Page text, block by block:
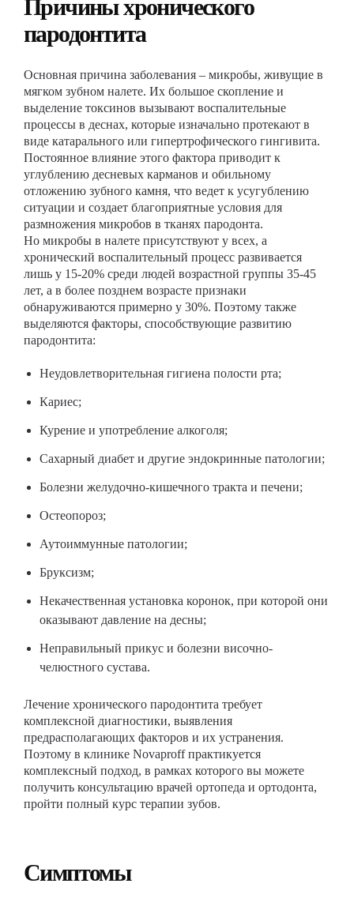
Причины хронического
пародонтита
Основная причина заболевания – микробы, живущие в
мягком зубном налете. Их большое скопление и
выделение токсинов вызывают воспалительные
процессы в деснах, которые изначально протекают в
виде катарального или гипертрофического гингивита.
Постоянное влияние этого фактора приводит к
углублению десневых карманов и обильному
отложению зубного камня, что ведет к усугублению
ситуации и создает благоприятные условия для
размножения микробов в тканях пародонта.
Но микробы в налете присутствуют у всех, а
хронический воспалительный процесс развивается
лишь у 15-20% среди людей возрастной группы 35-45
лет, а в более позднем возрасте признаки
обнаруживаются примерно у 30%. Поэтому также
выделяются факторы, способствующие развитию
пародонтита:
Неудовлетворительная гигиена полости рта;
Кариес;
Курение и употребление алкоголя;
Сахарный диабет и другие эндокринные патологии;
Болезни желудочно-кишечного тракта и печени;
Остеопороз;
Аутоиммунные патологии;
Бруксизм;
Некачественная установка коронок, при которой они
оказывают давление на десны;
Неправильный прикус и болезни височно-
челюстного сустава.
Лечение хронического пародонтита требует
комплексной диагностики, выявления
предрасполагающих факторов и их устранения.
Поэтому в клинике Novaproff практикуется
комплексный подход, в рамках которого вы можете
получить консультацию врачей ортопеда и ортодонта,
пройти полный курс терапии зубов.
Симптомы